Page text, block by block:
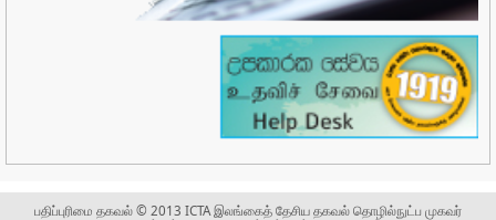
பதிப்புரிமை தகவல் © 2013 ICTA இலங்கைத் தேசிய தகவல் தொழில்நுட்ப முகவர்